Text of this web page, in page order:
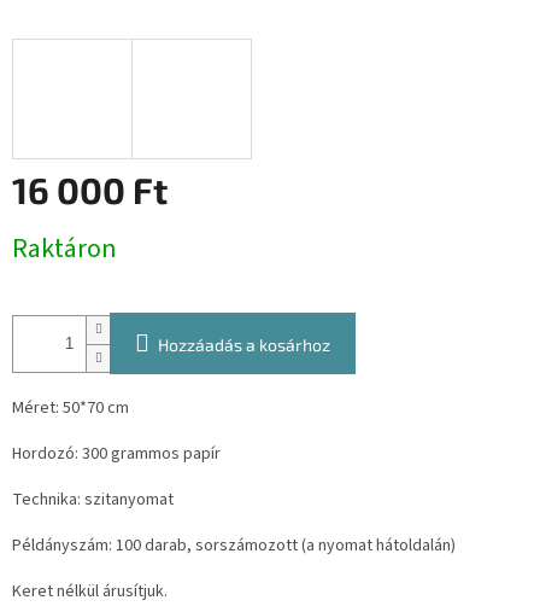
16 000 Ft
Raktáron
Hozzáadás a kosárhoz
Méret: 50*70 cm
Hordozó: 300 grammos papír
Technika: szitanyomat
Példányszám: 100 darab, sorszámozott (a nyomat hátoldalán)
Keret nélkül árusítjuk.